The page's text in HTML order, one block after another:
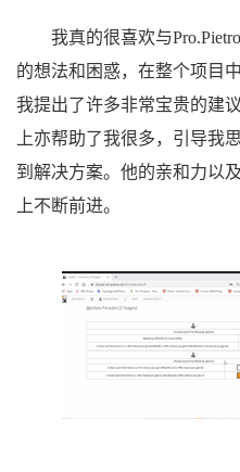
我真的很喜欢与Pro.Pietro
的想法和困惑，在整个项目
我提出了许多非常宝贵的建
上亦帮助了我很多，引导我
到解决方案。他的亲和力以
上不断前进。